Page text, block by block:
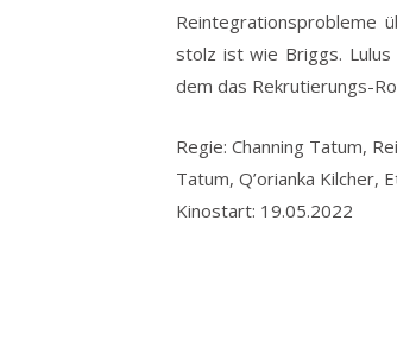
Reintegrationsprobleme
stolz ist wie Briggs.
dem das Rekrutierungs-
Regie: Channing Tatum,
Tatum, Q’orianka Kilcher,
Kinostart: 19.05.2022